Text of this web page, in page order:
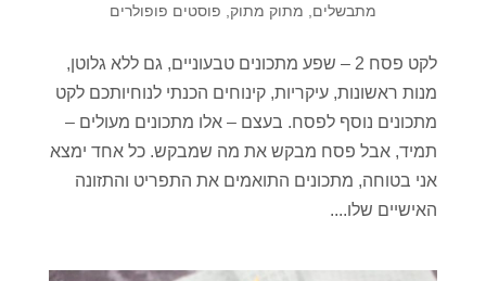
מתבשלים
מתוק מתוק פוסטים פופולרים
לקט פסח 2 – שפע מתכונים טבעוניים, גם ללא גלוטן,
מנות ראשונות, עיקריות, קינוחים הכנתי לנוחיותכם לקט
מתכונים נוסף לפסח. בעצם – אלו מתכונים מעולים –
תמיד, אבל פסח מבקש את מה שמבקש. כל אחד ימצא
אני בטוחה, מתכונים התואמים את התפריט והתזונה
האישיים שלו....